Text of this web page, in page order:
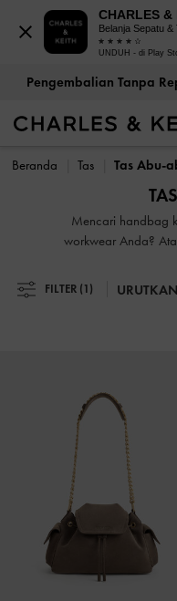
Pengembalian Tanpa
Pengembalian Tanpa
Beranda
Tas Tas Abu-
Mencari handbag
workwear Anda?
dengan clutch cantik
untuk evening out,
FILTER (1)
CHARLES &
Belanja Sepatu &
UNDUH - di Play